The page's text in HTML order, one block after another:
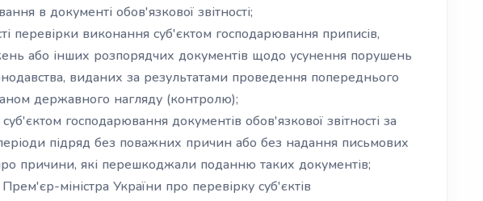
в документі обов'язкової звітності;
перевірки виконання суб'єктом господарювання приписів,
або інших розпорядчих документів щодо усунення порушень
виданих за результатами проведення попереднього
державного нагляду (контролю);
господарювання документів обов'язкової звітності за
підряд без поважних причин або без надання письмових
причини, які перешкоджали поданню таких документів;
міністра України про перевірку суб'єктів